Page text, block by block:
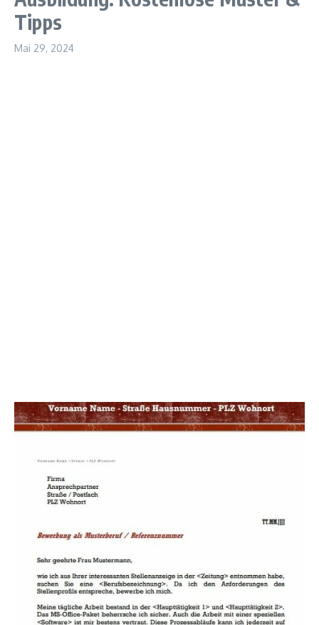
Tipps
Mai 29, 2024